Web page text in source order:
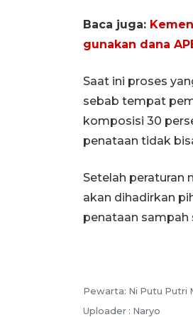
Baca juga:
gunakan dana
Saat ini proses
sebab tempat
komposisi 30
penataan tidak
Setelah peraturan
akan dihadirkan
penataan sampah
Pewarta: Ni Putu Putri
Uploader : Naryo